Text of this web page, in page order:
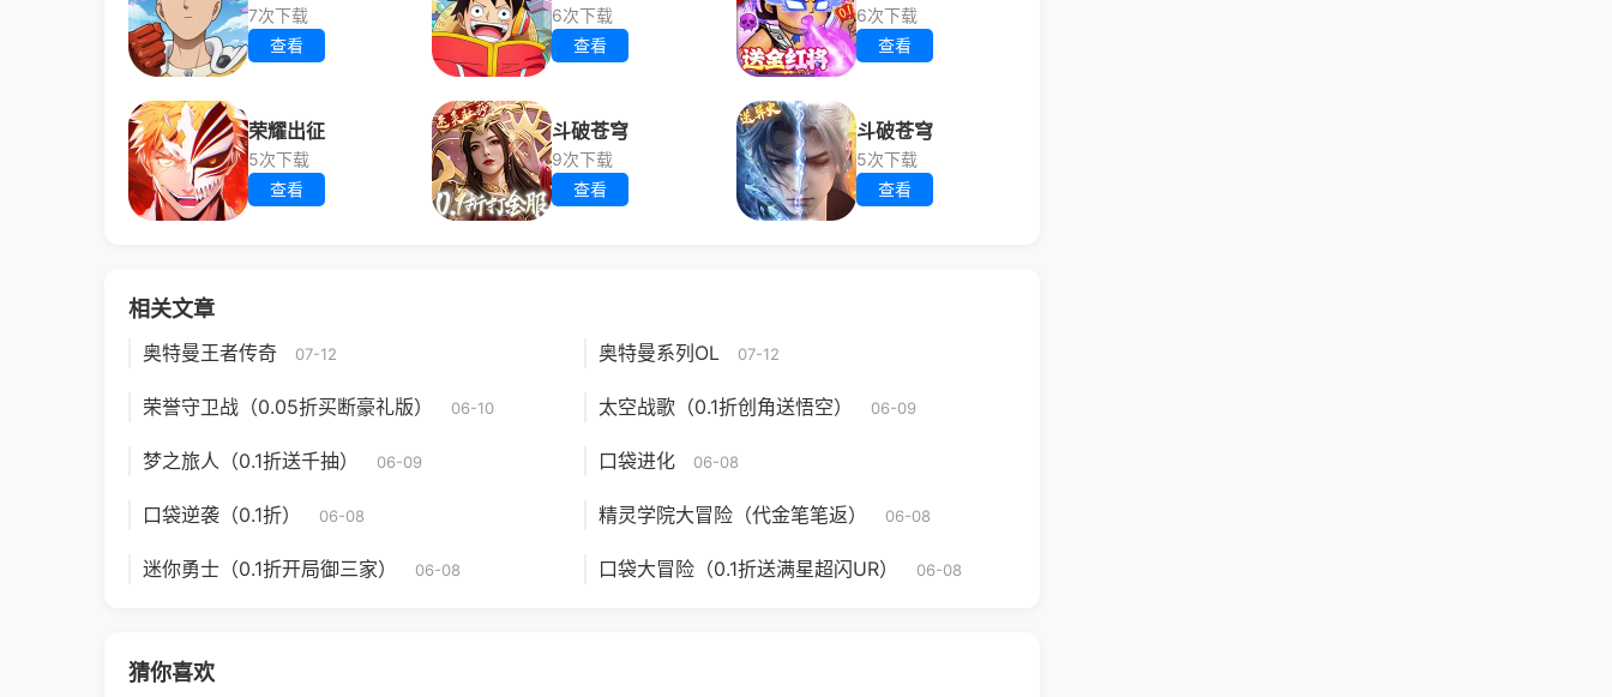
7次下载
查看
6次下载
查看
6次下载
查看
荣耀出征
5次下载
查看
斗破苍穹
9次下载
查看
斗破苍穹
5次下载
查看
相关文章
奥特曼王者传奇 07-12 奥特曼系列OL 07-12
荣誉守卫战（0.05折买断豪礼版） 06-10 太空战歌（0.1折创角送悟空） 06-09
梦之旅人（0.1折送千抽） 06-09 口袋进化 06-08
口袋逆袭（0.1折） 06-08 精灵学院大冒险（代金笔笔返） 06-08
迷你勇士（0.1折开局御三家） 06-08 口袋大冒险（0.1折送满星超闪UR） 06-08
猜你喜欢